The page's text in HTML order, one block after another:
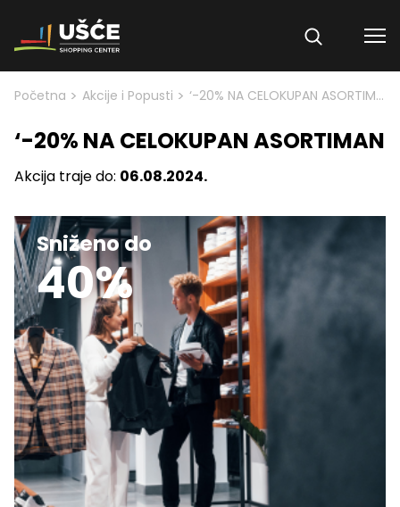
Skip to content
Početna > Akcije i Popusti > ‘-20% NA CELOKUPAN ASORTIMAN
‘-20% NA CELOKUPAN ASORTIMAN
Akcija traje do: 06.08.2024.
Sniženo do
40%